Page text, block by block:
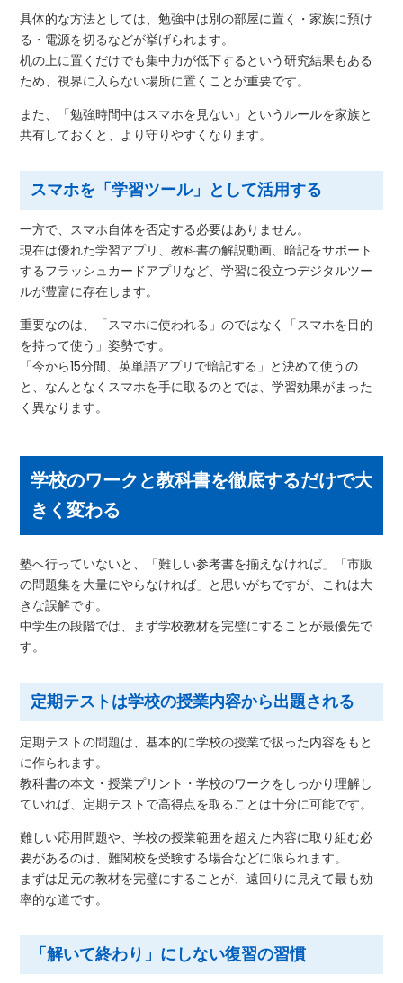
具体的な方法としては、勉強中は別の部屋に置く・家族に預け
る・電源を切るなどが挙げられます。
机の上に置くだけでも集中力が低下するという研究結果もある
ため、視界に入らない場所に置くことが重要です。
また、「勉強時間中はスマホを見ない」というルールを家族と
共有しておくと、より守りやすくなります。
スマホを「学習ツール」として活用する
一方で、スマホ自体を否定する必要はありません。
現在は優れた学習アプリ、教科書の解説動画、暗記をサポート
するフラッシュカードアプリなど、学習に役立つデジタルツー
ルが豊富に存在します。
重要なのは、「スマホに使われる」のではなく「スマホを目的
を持って使う」姿勢です。
「今から15分間、英単語アプリで暗記する」と決めて使うの
と、なんとなくスマホを手に取るのとでは、学習効果がまった
く異なります。
学校のワークと教科書を徹底するだけで大
きく変わる
塾へ行っていないと、「難しい参考書を揃えなければ」「市販
の問題集を大量にやらなければ」と思いがちですが、これは大
きな誤解です。
中学生の段階では、まず学校教材を完璧にすることが最優先で
す。
定期テストは学校の授業内容から出題される
定期テストの問題は、基本的に学校の授業で扱った内容をもと
に作られます。
教科書の本文・授業プリント・学校のワークをしっかり理解し
ていれば、定期テストで高得点を取ることは十分に可能です。
難しい応用問題や、学校の授業範囲を超えた内容に取り組む必
要があるのは、難関校を受験する場合などに限られます。
まずは足元の教材を完璧にすることが、遠回りに見えて最も効
率的な道です。
「解いて終わり」にしない復習の習慣